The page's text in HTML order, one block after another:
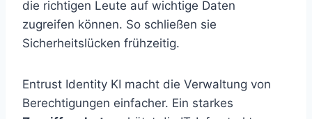
die richtigen Leute auf wichtige Daten
zugreifen können. So schließen sie
Sicherheitslücken frühzeitig.
Entrust Identity KI macht die Verwaltung von
Berechtigungen einfacher. Ein starkes